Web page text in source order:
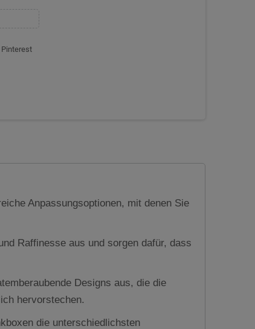
Pinterest
Anpassungsoptionen, mit denen Sie
Raffinesse aus und sorgen dafür, dass
Designs aus, die die
hervorstechen.
die unterschiedlichsten